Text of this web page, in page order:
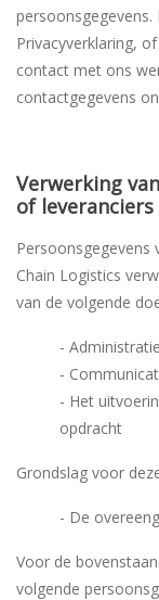
Privacyverklaring,
contact met ons
contactgegevens
Verwerking
of leveranciers
Persoonsgegevens
Chain Logistics
van de volgende
-
-
- Het
opdracht
Grondslag voor
- De
Voor de
volgende